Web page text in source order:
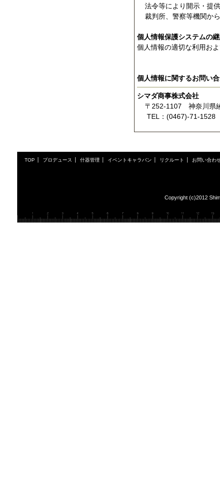
法令等により開示・提
裁判所、警察等機関か
個人情報保護システムの
個人情報の適切な利用お
個人情報に関するお問い
シマダ商事株式会社
〒252-1107 神奈川県
TEL：(0467)-71-1528
TOP プロデュース 什器管理 イベントキャラバン リクルート お問い合わ
Copyright (c)2012